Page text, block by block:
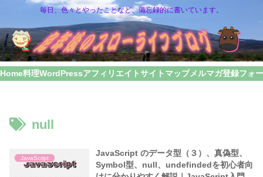
毎日、色々とやったことなど、備忘録的に書いています。
Home料理WordPressアフィリエイトサイトマップメルマガ登録フォ
null
JavaScript
JavaScript のデータ型（３）、真偽型、
Symbol型、null、undefindedを初心者向